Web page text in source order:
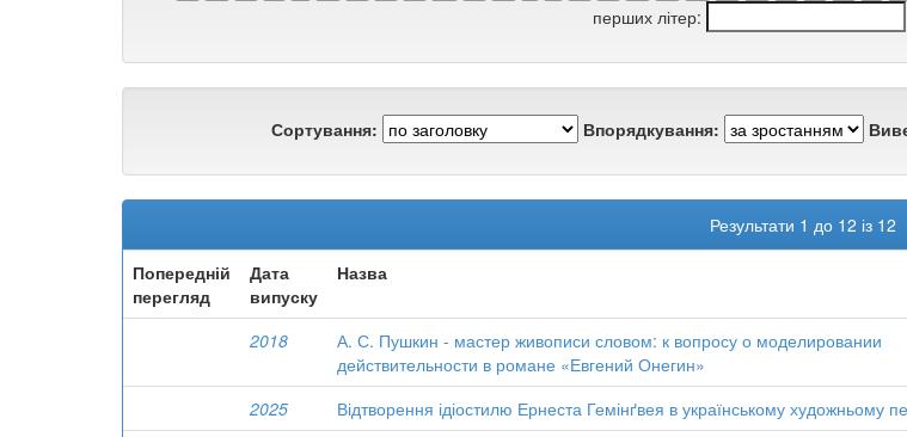
перших літер:
Сортування: Впорядкування:
Результати 1 до 12 із 12
Попередній
перегляд
Дата
випуску
Назва
2018
А. С. Пушкин - мастер живописи словом: к вопросу о моделировании
действительности в романе «Евгений Онегин»
2025 Відтворення ідіостилю Ернеста Гемінґвея в українському художньому